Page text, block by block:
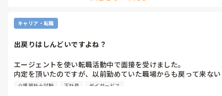
妥協しながら勤めることになると思うのて、前々の会社について、ど
こが妥協できてどこが妥協できないか天秤にかけてみて、妥協できる
と勝手になコメントになってしまってすいません。
キャリア・転職
出戻りはしんどいですよね？
エージェントを使い転職活動中で面接を受けました。
内定を頂いたのですが、以前勤めていた職場からも戻って来ない
とオファーがあり面接ではないのですが話しを聞いてきました。
介護福祉士試験 正社員 デイサービス